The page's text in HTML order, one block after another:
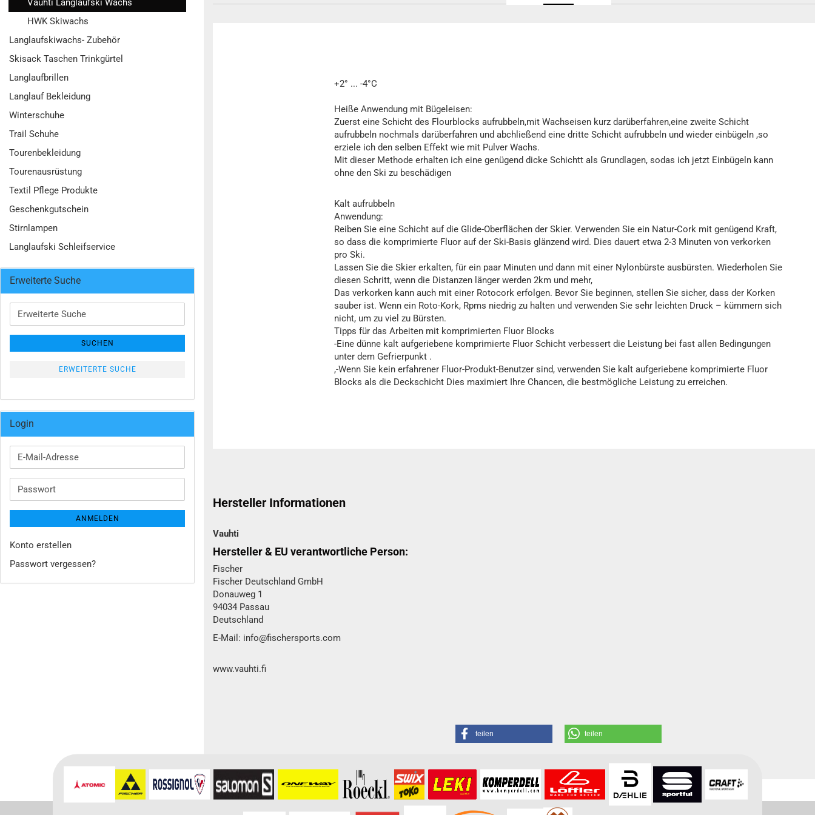
+2° ... -4°C
Heiße Anwendung mit Bügeleisen:
Zuerst eine Schicht des Flourblocks aufrubbeln,mit Wachseisen kurz darüberfahren,eine zweite Schicht
aufrubbeln nochmals darüberfahren und abchließend eine dritte Schicht aufrubbeln und wieder einbügeln ,so
erziele ich den selben Effekt wie mit Pulver Wachs.
Mit dieser Methode erhalten ich eine genügend dicke Schichtt als Grundlagen, sodas ich jetzt Einbügeln kann
ohne den Ski zu beschädigen
Kalt aufrubbeln
Anwendung:
Reiben Sie eine Schicht auf die Glide-Oberflächen der Skier. Verwenden Sie ein Natur-Cork mit genügend Kraft,
so dass die komprimierte Fluor auf der Ski-Basis glänzend wird. Dies dauert etwa 2-3 Minuten von verkorken
pro Ski.
Lassen Sie die Skier erkalten, für ein paar Minuten und dann mit einer Nylonbürste ausbürsten. Wiederholen Sie
diesen Schritt, wenn die Distanzen länger werden 2km und mehr,
Das verkorken kann auch mit einer Rotocork erfolgen. Bevor Sie beginnen, stellen Sie sicher, dass der Korken
sauber ist. Wenn ein Roto-Kork, Rpms niedrig zu halten und verwenden Sie sehr leichten Druck – kümmern sich
nicht, um zu viel zu Bürsten.
Tipps für das Arbeiten mit komprimierten Fluor Blocks
-Eine dünne kalt aufgeriebene komprimierte Fluor Schicht verbessert die Leistung bei fast allen Bedingungen
unter dem Gefrierpunkt .
,-Wenn Sie kein erfahrener Fluor-Produkt-Benutzer sind, verwenden Sie kalt aufgeriebene komprimierte Fluor
Blocks als die Deckschicht Dies maximiert Ihre Chancen, die bestmögliche Leistung zu erreichen.
Hersteller Informationen
Vauhti
Hersteller & EU verantwortliche Person:
Fischer
Fischer Deutschland GmbH
Donauweg 1
94034 Passau
Deutschland
E-Mail: info@fischersports.com
www.vauhti.fi
teilen teilen
Für weitere Informationen besuchen Sie bitte dieHomepagezu diesem Artikel.
Vauhti Langlaufski Wachs
HWK Skiwachs
Langlaufskiwachs- Zubehör
Skisack Taschen Trinkgürtel
Langlaufbrillen
Langlauf Bekleidung
Winterschuhe
Trail Schuhe
Tourenbekleidung
Tourenausrüstung
Textil Pflege Produkte
Geschenkgutschein
Stirnlampen
Langlaufski Schleifservice
Erweiterte Suche
Erweiterte
Suche
SUCHEN
ERWEITERTE SUCHE
Login
E-
Mail-
Passwort
ANMELDEN
Konto erstellen
Passwort vergessen?